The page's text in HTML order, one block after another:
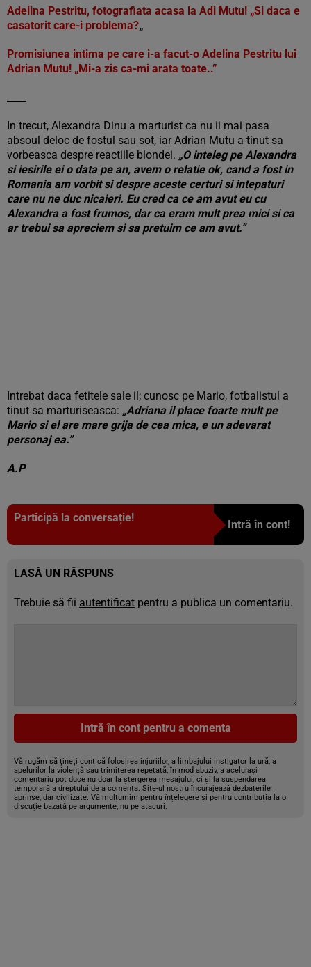
Adelina Pestritu, fotografiata acasa la Adi Mutu! „Si daca e
casatorit care-i problema?„
Promisiunea intima pe care i-a facut-o Adelina Pestritu lui
Adrian Mutu! „Mi-a zis ca-mi arata toate..”
In trecut, Alexandra Dinu a marturist ca nu ii mai pasa
absoul deloc de fostul sau sot, iar Adrian Mutu a tinut sa
vorbeasca despre reactiile blondei. „O inteleg pe Alexandra
si iesirile ei o data pe an, avem o relatie ok, cand a fost in
Romania am vorbit si despre aceste certuri si intepaturi
care nu ne duc nicaieri. Eu cred ca ce am avut eu cu
Alexandra a fost frumos, dar ca eram mult prea mici si ca
ar trebui sa apreciem si sa pretuim ce am avut.”
Intrebat daca fetitele sale il; cunosc pe Mario, fotbalistul a
tinut sa marturiseasca: „Adriana il place foarte mult pe
Mario si el are mare grija de cea mica, e un adevarat
personaj ea.”
A.P
Participă la conversație!
Intră în cont!
LASĂ UN RĂSPUNS
Trebuie să fii autentificat pentru a publica un comentariu.
Intră în cont pentru a comenta
Vă rugăm să țineți cont că folosirea injuriilor, a limbajului instigator la ură, a
apelurilor la violență sau trimiterea repetată, în mod abuziv, a aceluiași
comentariu pot duce nu doar la ștergerea mesajului, ci și la suspendarea
temporară a dreptului de a comenta. Site-ul nostru încurajează dezbaterile
aprinse, dar civilizate. Vă mulțumim pentru înțelegere și pentru contribuția la o
discuție bazată pe argumente, nu pe atacuri.